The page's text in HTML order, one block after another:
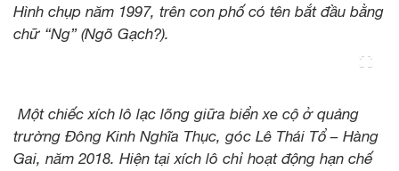
Hình chụp năm 1997, trên con phố có tên bắt đầu bằng
chữ “Ng” (Ngõ Gạch?).
Một chiếc xích lô lạc lõng giữa biển xe cộ ở quảng
trường Đông Kinh Nghĩa Thục, góc Lê Thái Tổ – Hàng
Gai, năm 2018. Hiện tại xích lô chỉ hoạt động hạn chế